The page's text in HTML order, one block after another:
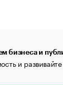
бизнеса и
и